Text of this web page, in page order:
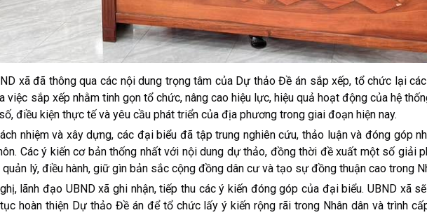
đã thông qua các nội dung trọng tâm của Dự thảo Đề án sắp xếp, tổ chức lại các
việc sắp xếp nhằm tinh gọn tổ chức, nâng cao hiệu lực, hiệu quả hoạt động của hệ
điều kiện thực tế và yêu cầu phát triển của địa phương trong giai đoạn hiện nay.
và xây dựng, các đại biểu đã tập trung nghiên cứu, thảo luận và đóng góp
Các ý kiến cơ bản thống nhất với nội dung dự thảo, đồng thời đề xuất một số giải
lý, điều hành, giữ gìn bản sắc cộng đồng dân cư và tạo sự đồng thuận cao trong
đạo UBND xã ghi nhận, tiếp thu các ý kiến đóng góp của đại biểu. UBND xã
hoàn thiện Dự thảo Đề án để tổ chức lấy ý kiến rộng rãi trong Nhân dân và trình